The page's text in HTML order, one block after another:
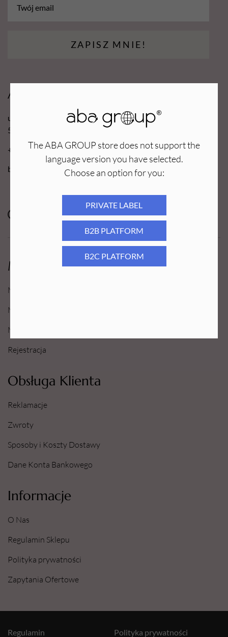
The ABA GROUP store does not support the
language version you have selected.
Choose an option for you:
PRIVATE LABEL
B2B PLATFORM
B2C PLATFORM
ZAPISZ MNIE!
Moje Konto
Moje konto
Moje Zamówienia
Moje Ulubione
Rejestracja
Obsługa Klienta
Reklamacje
Zwroty
Sposoby i Koszty Dostawy
Dane Konta Bankowego
Informacje
O Nas
Regulamin Sklepu
Polityka prywatności
Zapytania Ofertowe
Aba Group
ul. Robotnicza 70D
53-608 Wrocław
+48 71 727 60 16
bok@e-abagroup.com
Polityka prywatności
Regulamin